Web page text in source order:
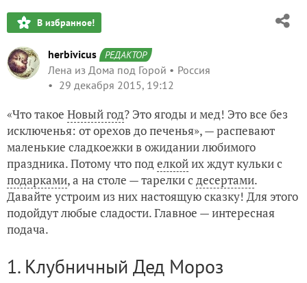
В избранное!
herbivicus РЕДАКТОР
Лена из Дома под Горой
Россия
29 декабря 2015, 19:12
«Что такое Новый год? Это ягоды и мед! Это все без
исключенья: от орехов до печенья», — распевают
маленькие сладкоежки в ожидании любимого
праздника. Потому что поделкойих ждут кульки с
подарками, а на столе — тарелки с десертами.
Давайте устроим из них настоящую сказку! Для этого
подойдут любые сладости. Главное — интересная
подача.
1. Клубничный Дед Мороз